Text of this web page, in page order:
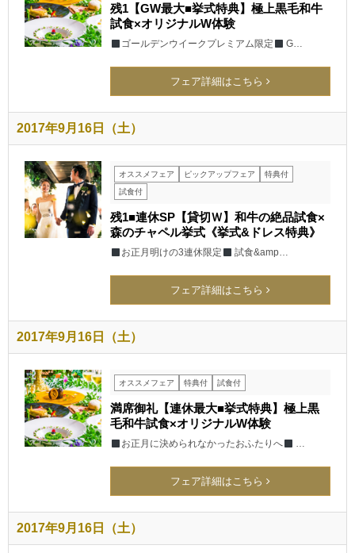
残1【GW最大■挙式特典】極上黒毛和牛
試食×オリジナルW体験
ゴールデンウイークプレミアム限定 G…
フェア詳細はこちら
2017年9月16日（土）
オススメフェア ピックアップフェア
特典付
試食付
残1■連休SP【貸切Ｗ】和牛の絶品試食×
森のチャペル挙式《挙式&ドレス特典》
お正月明けの3連休限定 試食&amp…
フェア詳細はこちら
2017年9月16日（土）
オススメフェア 特典付 試食付
満席御礼【連休最大■挙式特典】極上黒
毛和牛試食×オリジナルW体験
お正月に決められなかったおふたりへ …
フェア詳細はこちら
2017年9月16日（土）